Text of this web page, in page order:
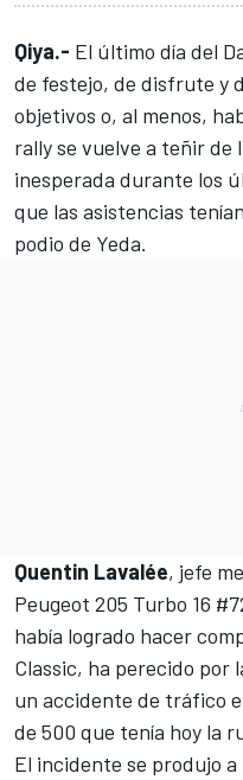
Qiya.- El último día del
de festejo, de disfrute y
objetivos o, al menos,
rally se vuelve a teñir
inesperada durante los
que las asistencias
podio de Yeda.
Quentin Lavalée, jefe
Peugeot 205 Turbo 16
había logrado hacer
Classic, ha perecido por
un accidente de tráfico
de 500 que tenía hoy la
El incidente se produjo a